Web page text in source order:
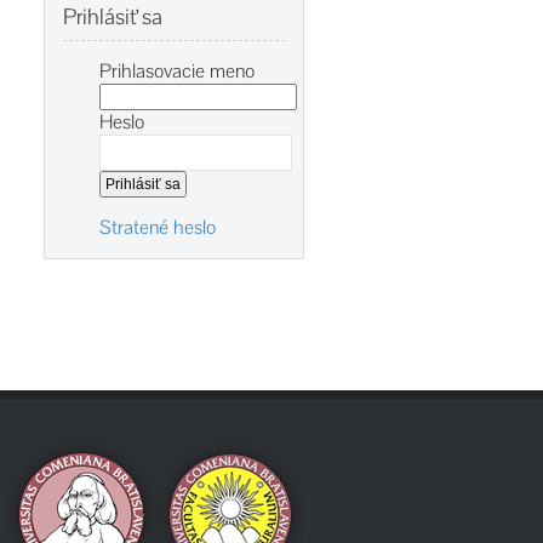
Prihlásiťsa
Prihlasovacie meno
Heslo
Stratené heslo